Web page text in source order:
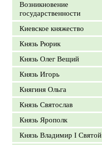
Возникновение
государственности
Киевское княжество
Князь Рюрик
Князь Олег Вещий
Князь Игорь
Княгиня Ольга
Князь Святослав
Князь Ярополк
Князь Владимир I Святой